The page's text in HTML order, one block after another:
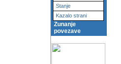
Stanje
Kazalo strani
Zunanje
povezave